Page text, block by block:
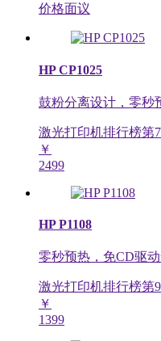
价格面议
HP CP1025
鼓粉分离设计，零秒
激光打印机排行榜第7
￥
2499
HP P1108
零秒预热，免CD驱
激光打印机排行榜第9
￥
1399